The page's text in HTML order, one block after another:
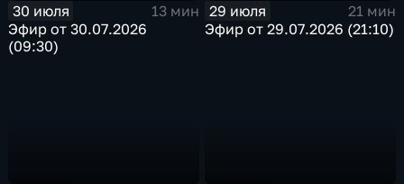
30 июля
13 мин
Эфир от 30.07.2026
(09:30)
29 июля
21 мин
Эфир от 29.07.2026 (21:10)